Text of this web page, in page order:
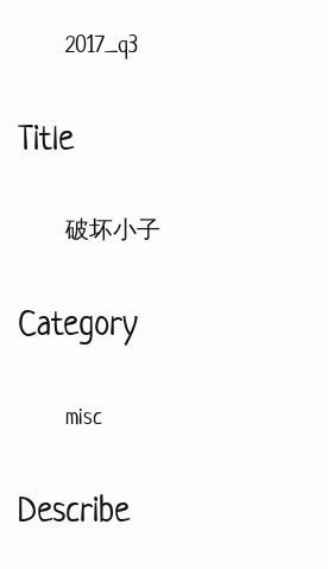
2017_q3
Title
破坏小子
Category
misc
Describe